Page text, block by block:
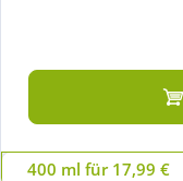
400 ml für 17,99 €